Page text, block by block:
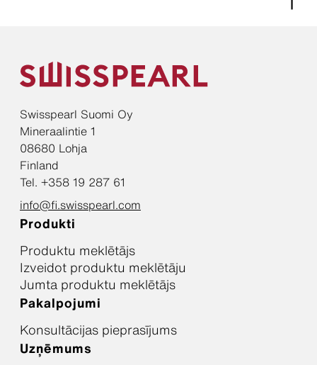
Swisspearl Suomi Oy
Mineraalintie 1
08680 Lohja
Finland
Tel. +358 19 287 61
info@fi.swisspearl.com
Produkti
Produktu meklētājs
Izveidot produktu meklētāju
Jumta produktu meklētājs
Pakalpojumi
Konsultācijas pieprasījums
Uzņēmums